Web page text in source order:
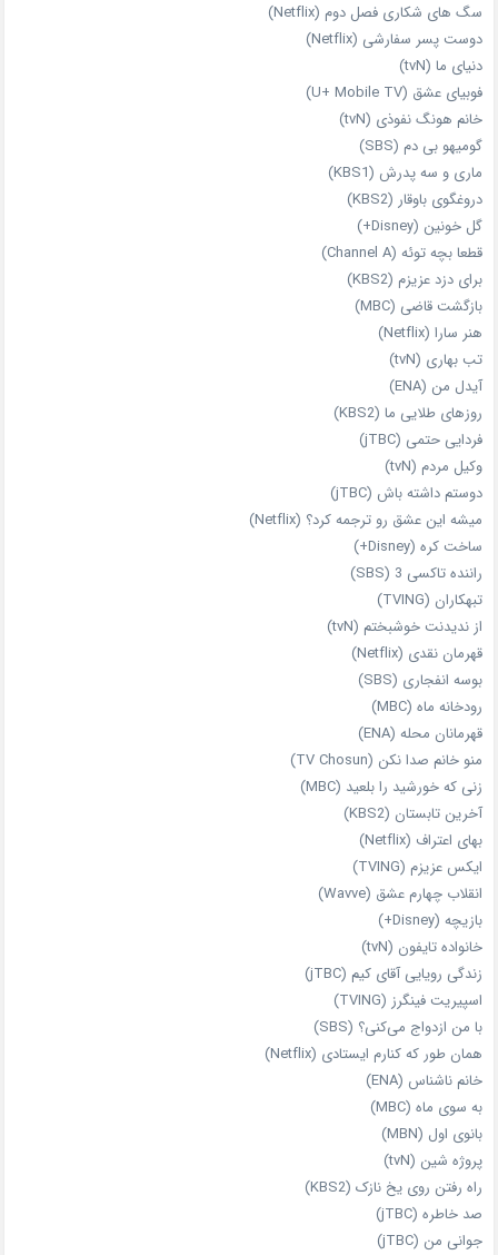
سگ های شکاری فصل دوم (Netflix)
دوست‌ پسر سفارشی (Netflix)
دنیای ما (tvN)
فوبیای عشق (U+ Mobile TV)
خانم هونگ نفوذی (tvN)
گومیهو بی دم (SBS)
ماری و سه پدرش (KBS1)
دروغگوی باوقار (KBS2)
گل خونین (Disney+)
قطعا بچه توئه (Channel A)
برای دزد عزیزم (KBS2)
بازگشت قاضی (MBC)
هنر سارا (Netflix)
تب بهاری (tvN)
آیدل من (ENA)
روزهای طلایی ما (KBS2)
فردایی حتمی (jTBC)
وکیل مردم (tvN)
دوستم داشته باش (jTBC)
میشه این عشق رو ترجمه کرد؟ (Netflix)
ساخت کره (Disney+)
راننده تاکسی 3 (SBS)
تبهکاران (TVING)
از ندیدنت خوشبختم (tvN)
قهرمان نقدی (Netflix)
بوسه انفجاری (SBS)
رودخانه ماه (MBC)
قهرمانان محله (ENA)
منو خانم صدا نکن (TV Chosun)
زنی که خورشید را بلعید (MBC)
آخرین تابستان (KBS2)
بهای اعتراف (Netflix)
ایکس عزیزم (TVING)
انقلاب چهارم عشق (Wavve)
بازیچه (Disney+)
خانواده تایفون (tvN)
زندگی رویایی آقای کیم (jTBC)
اسپیریت فینگرز (TVING)
با من ازدواج می‌کنی؟ (SBS)
همان‌ طور که کنارم ایستادی (Netflix)
خانم ناشناس (ENA)
به سوی ماه (MBC)
بانوی اول (MBN)
پروژه شین (tvN)
راه رفتن روی یخ نازک (KBS2)
صد خاطره (jTBC)
جوانی من (jTBC)